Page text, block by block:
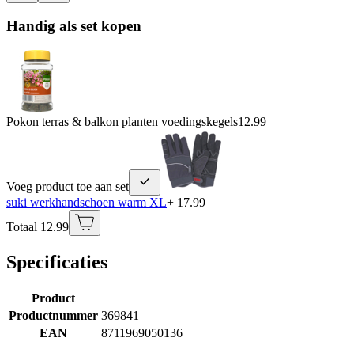
Handig als set kopen
Pokon terras & balkon planten voedingskegels12.99
Voeg product toe aan set
suki werkhandschoen warm XL+ 17.99
Totaal 12.99
Specificaties
Product
Productnummer 369841
EAN
8711969050136